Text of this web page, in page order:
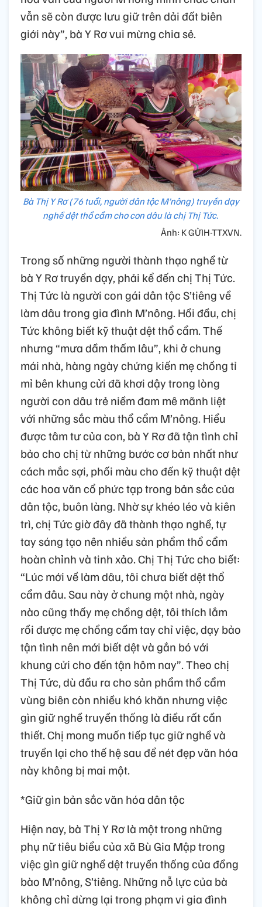
vẫn sẽ còn được lưu giữ trên dải đất biên
giới này”, bà Y Rơ vui mừng chia sẻ.
Bà Thị Y Rơ (76 tuổi, người dân tộc M’nông) truyền dạy
nghề dệt thổ cẩm cho con dâu là chị Thị Tức.
Ảnh: K GỬIH-TTXVN.
Trong số những người thành thạo nghề từ
bà Y Rơ truyền dạy, phải kể đến chị Thị Tức.
Thị Tức là người con gái dân tộc S’tiêng về
làm dâu trong gia đình M’nông. Hồi đầu, chị
Tức không biết kỹ thuật dệt thổ cẩm. Thế
nhưng “mưa dầm thấm lâu”, khi ở chung
mái nhà, hàng ngày chứng kiến mẹ chồng tỉ
mỉ bên khung cửi đã khơi dậy trong lòng
người con dâu trẻ niềm đam mê mãnh liệt
với những sắc màu thổ cẩm M’nông. Hiểu
được tâm tư của con, bà Y Rơ đã tận tình chỉ
bảo cho chị từ những bước cơ bản nhất như
cách mắc sợi, phối màu cho đến kỹ thuật dệt
các hoa văn cổ phức tạp trong bản sắc của
dân tộc, buôn làng. Nhờ sự khéo léo và kiên
trì, chị Tức giờ đây đã thành thạo nghề, tự
tay sáng tạo nên nhiều sản phẩm thổ cẩm
hoàn chỉnh và tinh xảo. Chị Thị Tức cho biết:
“Lúc mới về làm dâu, tôi chưa biết dệt thổ
cẩm đâu. Sau này ở chung một nhà, ngày
nào cũng thấy mẹ chồng dệt, tôi thích lắm
rồi được mẹ chồng cầm tay chỉ việc, dạy bảo
tận tình nên mới biết dệt và gắn bó với
khung cửi cho đến tận hôm nay”. Theo chị
Thị Tức, dù đầu ra cho sản phẩm thổ cẩm
vùng biên còn nhiều khó khăn nhưng việc
gìn giữ nghề truyền thống là điều rất cần
thiết. Chị mong muốn tiếp tục giữ nghề và
truyền lại cho thế hệ sau để nét đẹp văn hóa
này không bị mai một.
*Giữ gìn bản sắc văn hóa dân tộc
Hiện nay, bà Thị Y Rơ là một trong những
phụ nữ tiêu biểu của xã Bù Gia Mập trong
việc gìn giữ nghề dệt truyền thống của đồng
bào M’nông, S’tiêng. Những nỗ lực của bà
không chỉ dừng lại trong phạm vi gia đình